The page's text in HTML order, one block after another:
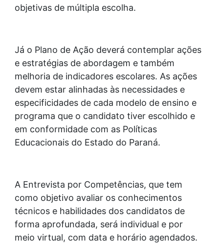
objetivas de múltipla escolha.
Já o Plano de Ação deverá contemplar ações
e estratégias de abordagem e também
melhoria de indicadores escolares. As ações
devem estar alinhadas às necessidades e
especificidades de cada modelo de ensino e
programa que o candidato tiver escolhido e
em conformidade com as Políticas
Educacionais do Estado do Paraná.
A Entrevista por Competências, que tem
como objetivo avaliar os conhecimentos
técnicos e habilidades dos candidatos de
forma aprofundada, será individual e por
meio virtual, com data e horário agendados.